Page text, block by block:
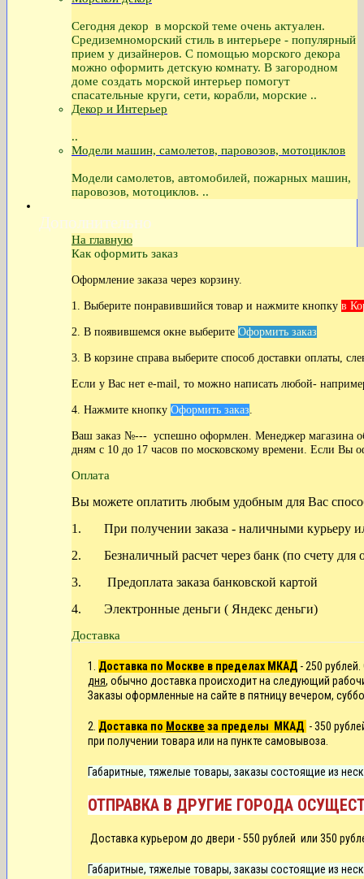
Сегодня декор в морской теме очень актуален.
Средиземноморский стиль в интерьере - популярный
прием у дизайнеров. С помощью морского декора
можно оформить детскую комнату. В загородном
доме создать морской интерьер помогут
спасательные круги, сети, корабли, морские ..
Декор и Интерьер
..
Модели машин, самолетов, паровозов, мотоциклов
Модели самолетов, автомобилей, пожарных машин,
паровозов, мотоциклов. ..
Дополнительно
На главную
Как оформить заказ
Оформление заказа через корзину.
1. Выберите понравившийся товар и нажмите кнопку в
2. В появившемся окне выберите Оформить заказ
3. В корзине справа выберите способ доставки оплаты,
Если у Вас нет e-mail, то можно написать любой-
4. Нажмите кнопку Оформить заказ.
Ваш заказ №--- успешно оформлен. Менеджер магазина
дням с 10 до 17 часов по московскому времени. Если Вы
Оплата
Вы можете оплатить любым удобным для Вас
1. При получении заказа - наличными курьеру
2. Безналичный расчет через банк (по счету для
3. Предоплата заказа банковской картой
4. Электронные деньги ( Яндекс деньги)
Доставка
1. Доставка по Москве в пределах МКАД - 250
дня, обычно доставка происходит на следующий
Заказы оформленные на сайте в пятницу вечером,
2. Доставка по Москве за пределы МКАД - 350
при получении товара или на пункте самовывоза.
Габаритные, тяжелые товары, заказы состоящие из
ОТПРАВКА В ДРУГИЕ ГОРОДА
Доставка курьером до двери -550 рублей или 350
Габаритные, тяжелые товары, заказы состоящие из